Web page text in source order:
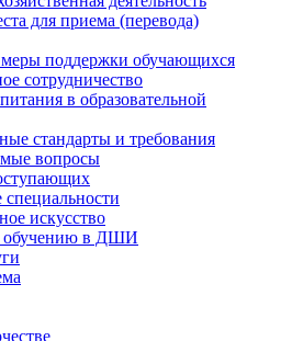
для приема (перевода)
поддержки обучающихся
сотрудничество
в образовательной
стандарты и требования
вопросы
искусство
обучению в ДШИ